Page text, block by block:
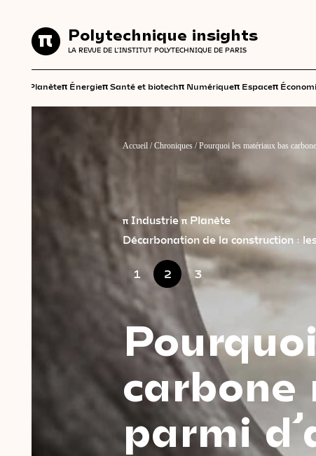
Polytechnique insights
LA REVUE DE L'INSTITUT POLYTECHNIQUE DE PARIS
Planèteπ Énergieπ Santé et biotechπ Numériqueπ Espaceπ
Polytechnique insights
LA REVUE DE L'INSTITUT POLYTECHNIQUE DE PARIS
Accueil /Chroniques /Pourquoi les matériaux bas
π Industrie π Planète
Décarbonation de la construction :
1 2 3
carbone
parmi